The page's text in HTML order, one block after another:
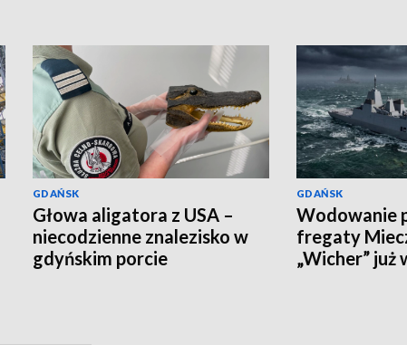
GDAŃSK
Głowa aligatora z USA –
niecodzienne znalezisko w
gdyńskim porcie
GDAŃSK
Wodowanie
fregaty
„Wicher” już